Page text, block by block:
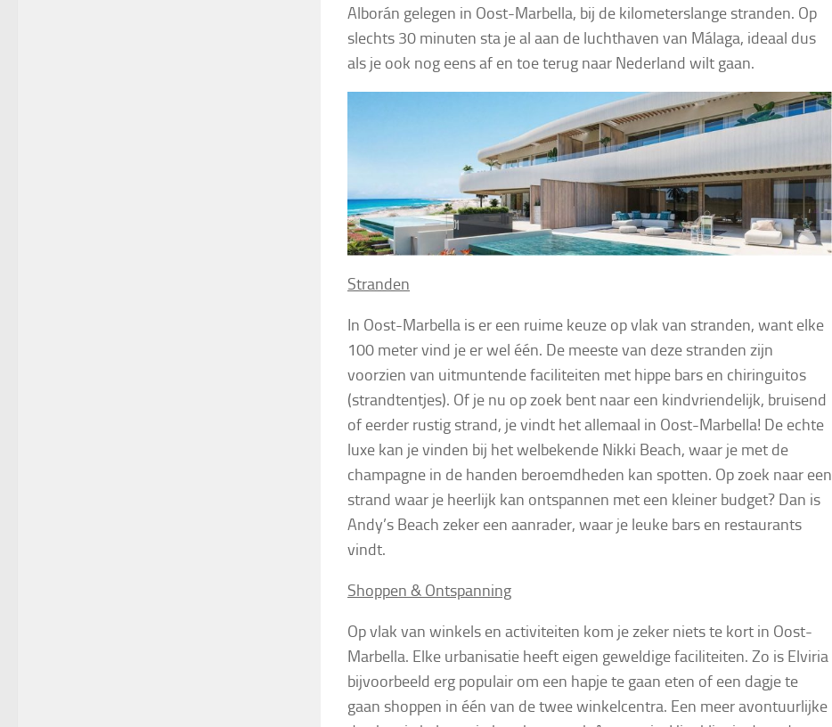
Alborán gelegen in Oost-Marbella, bij de kilometerslange stranden. Op
slechts 30 minuten sta je al aan de luchthaven van Málaga, ideaal dus
als je ook nog eens af en toe terug naar Nederland wilt gaan.
Stranden
In Oost-Marbella is er een ruime keuze op vlak van stranden, want elke
100 meter vind je er wel één. De meeste van deze stranden zijn
voorzien van uitmuntende faciliteiten met hippe bars en chiringuitos
(strandtentjes). Of je nu op zoek bent naar een kindvriendelijk, bruisend
of eerder rustig strand, je vindt het allemaal in Oost-Marbella! De echte
luxe kan je vinden bij het welbekende Nikki Beach, waar je met de
champagne in de handen beroemdheden kan spotten. Op zoek naar een
strand waar je heerlijk kan ontspannen met een kleiner budget? Dan is
Andy’s Beach zeker een aanrader, waar je leuke bars en restaurants
vindt.
Shoppen & Ontspanning
Op vlak van winkels en activiteiten kom je zeker niets te kort in Oost-
Marbella. Elke urbanisatie heeft eigen geweldige faciliteiten. Zo is Elviria
bijvoorbeeld erg populair om een hapje te gaan eten of een dagje te
gaan shoppen in één van de twee winkelcentra. Een meer avontuurlijke